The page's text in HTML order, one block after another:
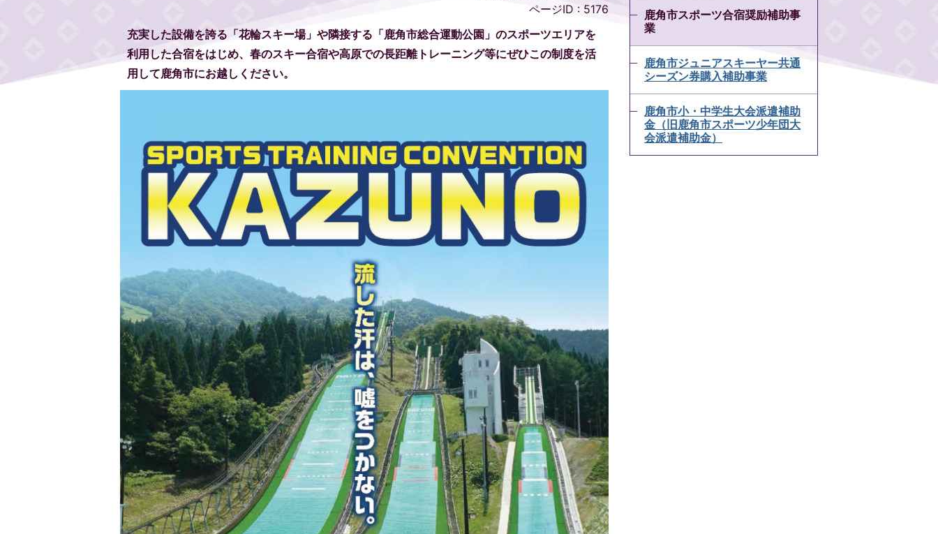
ページID : 5176
充実した設備を誇る「花輪スキー場」や隣接する「鹿角市総合運動公園」のスポーツエリアを
利用した合宿をはじめ、春のスキー合宿や高原での長距離トレーニング等にぜひこの制度を活
用して鹿角市にお越しください。
鹿角市スポーツ合宿奨励補助事
業
鹿角市ジュニアスキーヤー共通
シーズン券購入補助事業
鹿角市小・中学生大会派遣補助
金（旧鹿角市スポーツ少年団大
会派遣補助金）